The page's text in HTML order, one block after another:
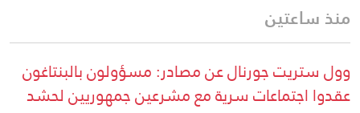
منذ ساعتين
وول ستريت جورنال عن مصادر: مسؤولون بالبنتاغون
عقدوا اجتماعات سرية مع مشرعين جمهوريين لحشد